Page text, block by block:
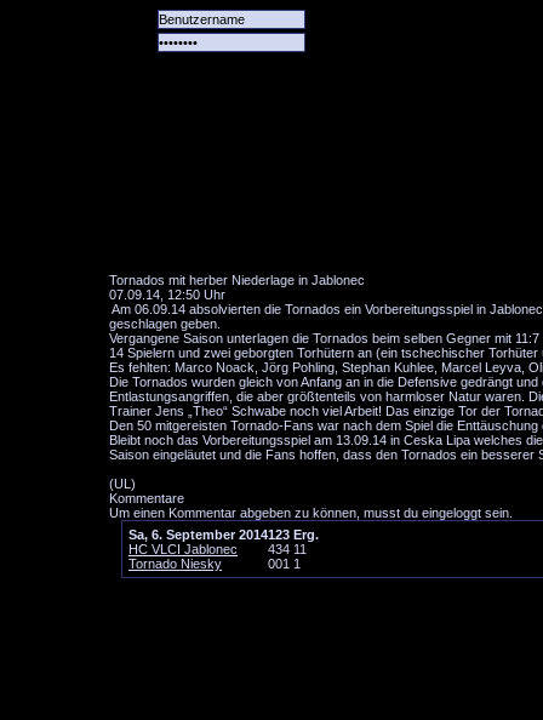
Tornados mit herber Niederlage in Jablonec
07.09.14, 12:50 Uhr
Am 06.09.14 absolvierten die Tornados ein Vorbereitungsspiel in
geschlagen geben.
Vergangene Saison unterlagen die Tornados beim selben Gegner mit
14 Spielern und zwei geborgten Torhütern an (ein tschechischer
Es fehlten: Marco Noack, Jörg Pohling, Stephan Kuhlee, Marcel Leyva,
Die Tornados wurden gleich von Anfang an in die Defensive gedrängt
Entlastungsangriffen, die aber größtenteils von harmloser Natur waren.
Trainer Jens „Theo“ Schwabe noch viel Arbeit! Das einzige Tor der
Den 50 mitgereisten Tornado-Fans war nach dem Spiel die
Bleibt noch das Vorbereitungsspiel am 13.09.14 in Ceska Lipa welches
Saison eingeläutet und die Fans hoffen, dass den Tornados ein besserer
(UL)
Kommentare
Um einen Kommentar abgeben zu können, musst du eingeloggt sein.
Sa, 6. September 2014123 Erg.
HC VLCI Jablonec
434 11
Tornado Niesky
001 1